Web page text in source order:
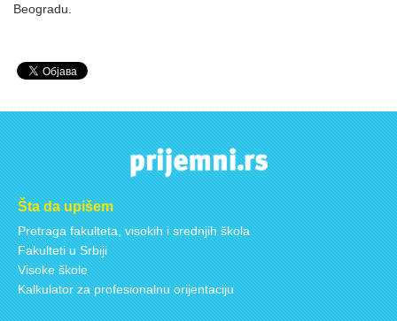
Beogradu.
Šta da upišem
Pretraga fakulteta, visokih i srednjih škola
Fakulteti u Srbiji
Visoke škole
Kalkulator za profesionalnu orijentaciju